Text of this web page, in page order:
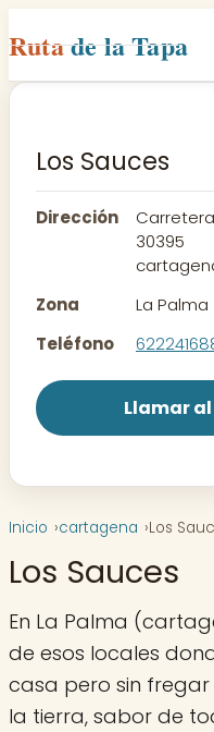
Rutade la Tapa
Inicio
Rutas
Contacto
Los Sauces
Dirección
30395
Zona
La Palma
Teléfono
Llamar
Inicio cartagena Los
Los Sauces
En La Palma
de esos locales
casa pero sin
la tierra, sabor de